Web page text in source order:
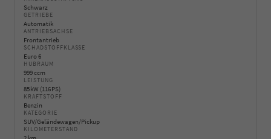
Schwarz
GETRIEBE
Automatik
ANTRIEBSACHSE
Frontantrieb
SCHADSTOFFKLASSE
Euro 6
HUBRAUM
999 ccm
LEISTUNG
85 kW (116 PS)
KRAFTSTOFF
Benzin
KATEGORIE
SUV/Geländewagen/Pickup
KILOMETERSTAND